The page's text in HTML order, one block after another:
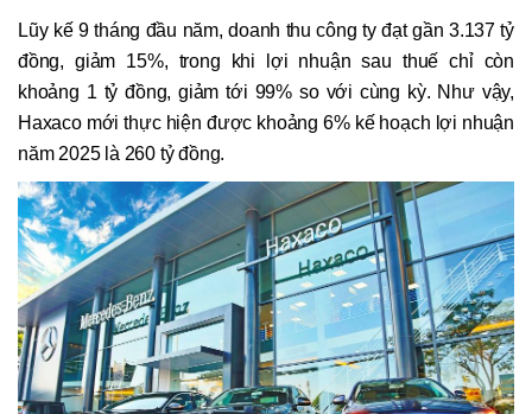
Lũy kế 9 tháng đầu năm, doanh thu công ty đạt gần 3.137 tỷ
đồng, giảm 15%, trong khi lợi nhuận sau thuế chỉ còn
khoảng 1 tỷ đồng, giảm tới 99% so với cùng kỳ. Như vậy,
Haxaco mới thực hiện được khoảng 6% kế hoạch lợi nhuận
năm 2025 là 260 tỷ đồng.